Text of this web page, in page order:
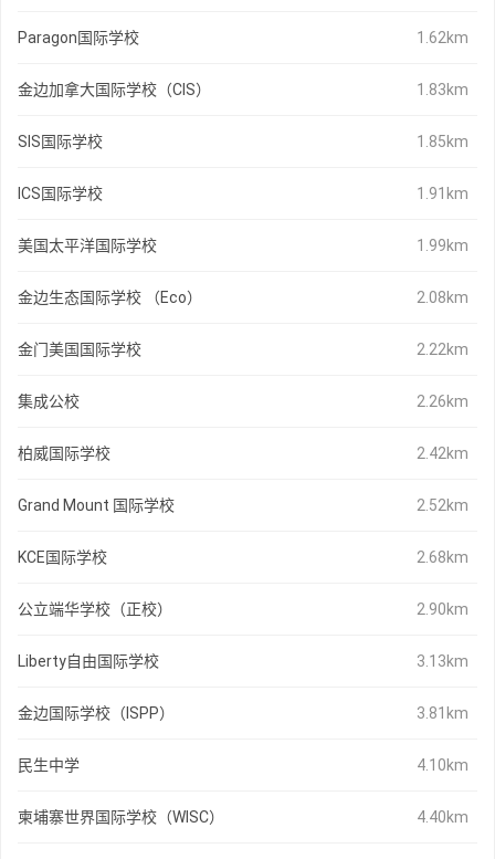
Paragon国际学校 1.62km
金边加拿大国际学校（CIS） 1.83km
SIS国际学校 1.85km
ICS国际学校 1.91km
美国太平洋国际学校 1.99km
金边生态国际学校 （Eco） 2.08km
金门美国国际学校 2.22km
集成公校 2.26km
柏威国际学校 2.42km
Grand Mount 国际学校 2.52km
KCE国际学校 2.68km
公立端华学校（正校） 2.90km
Liberty自由国际学校 3.13km
金边国际学校（ISPP） 3.81km
民生中学 4.10km
柬埔寨世界国际学校（WISC） 4.40km